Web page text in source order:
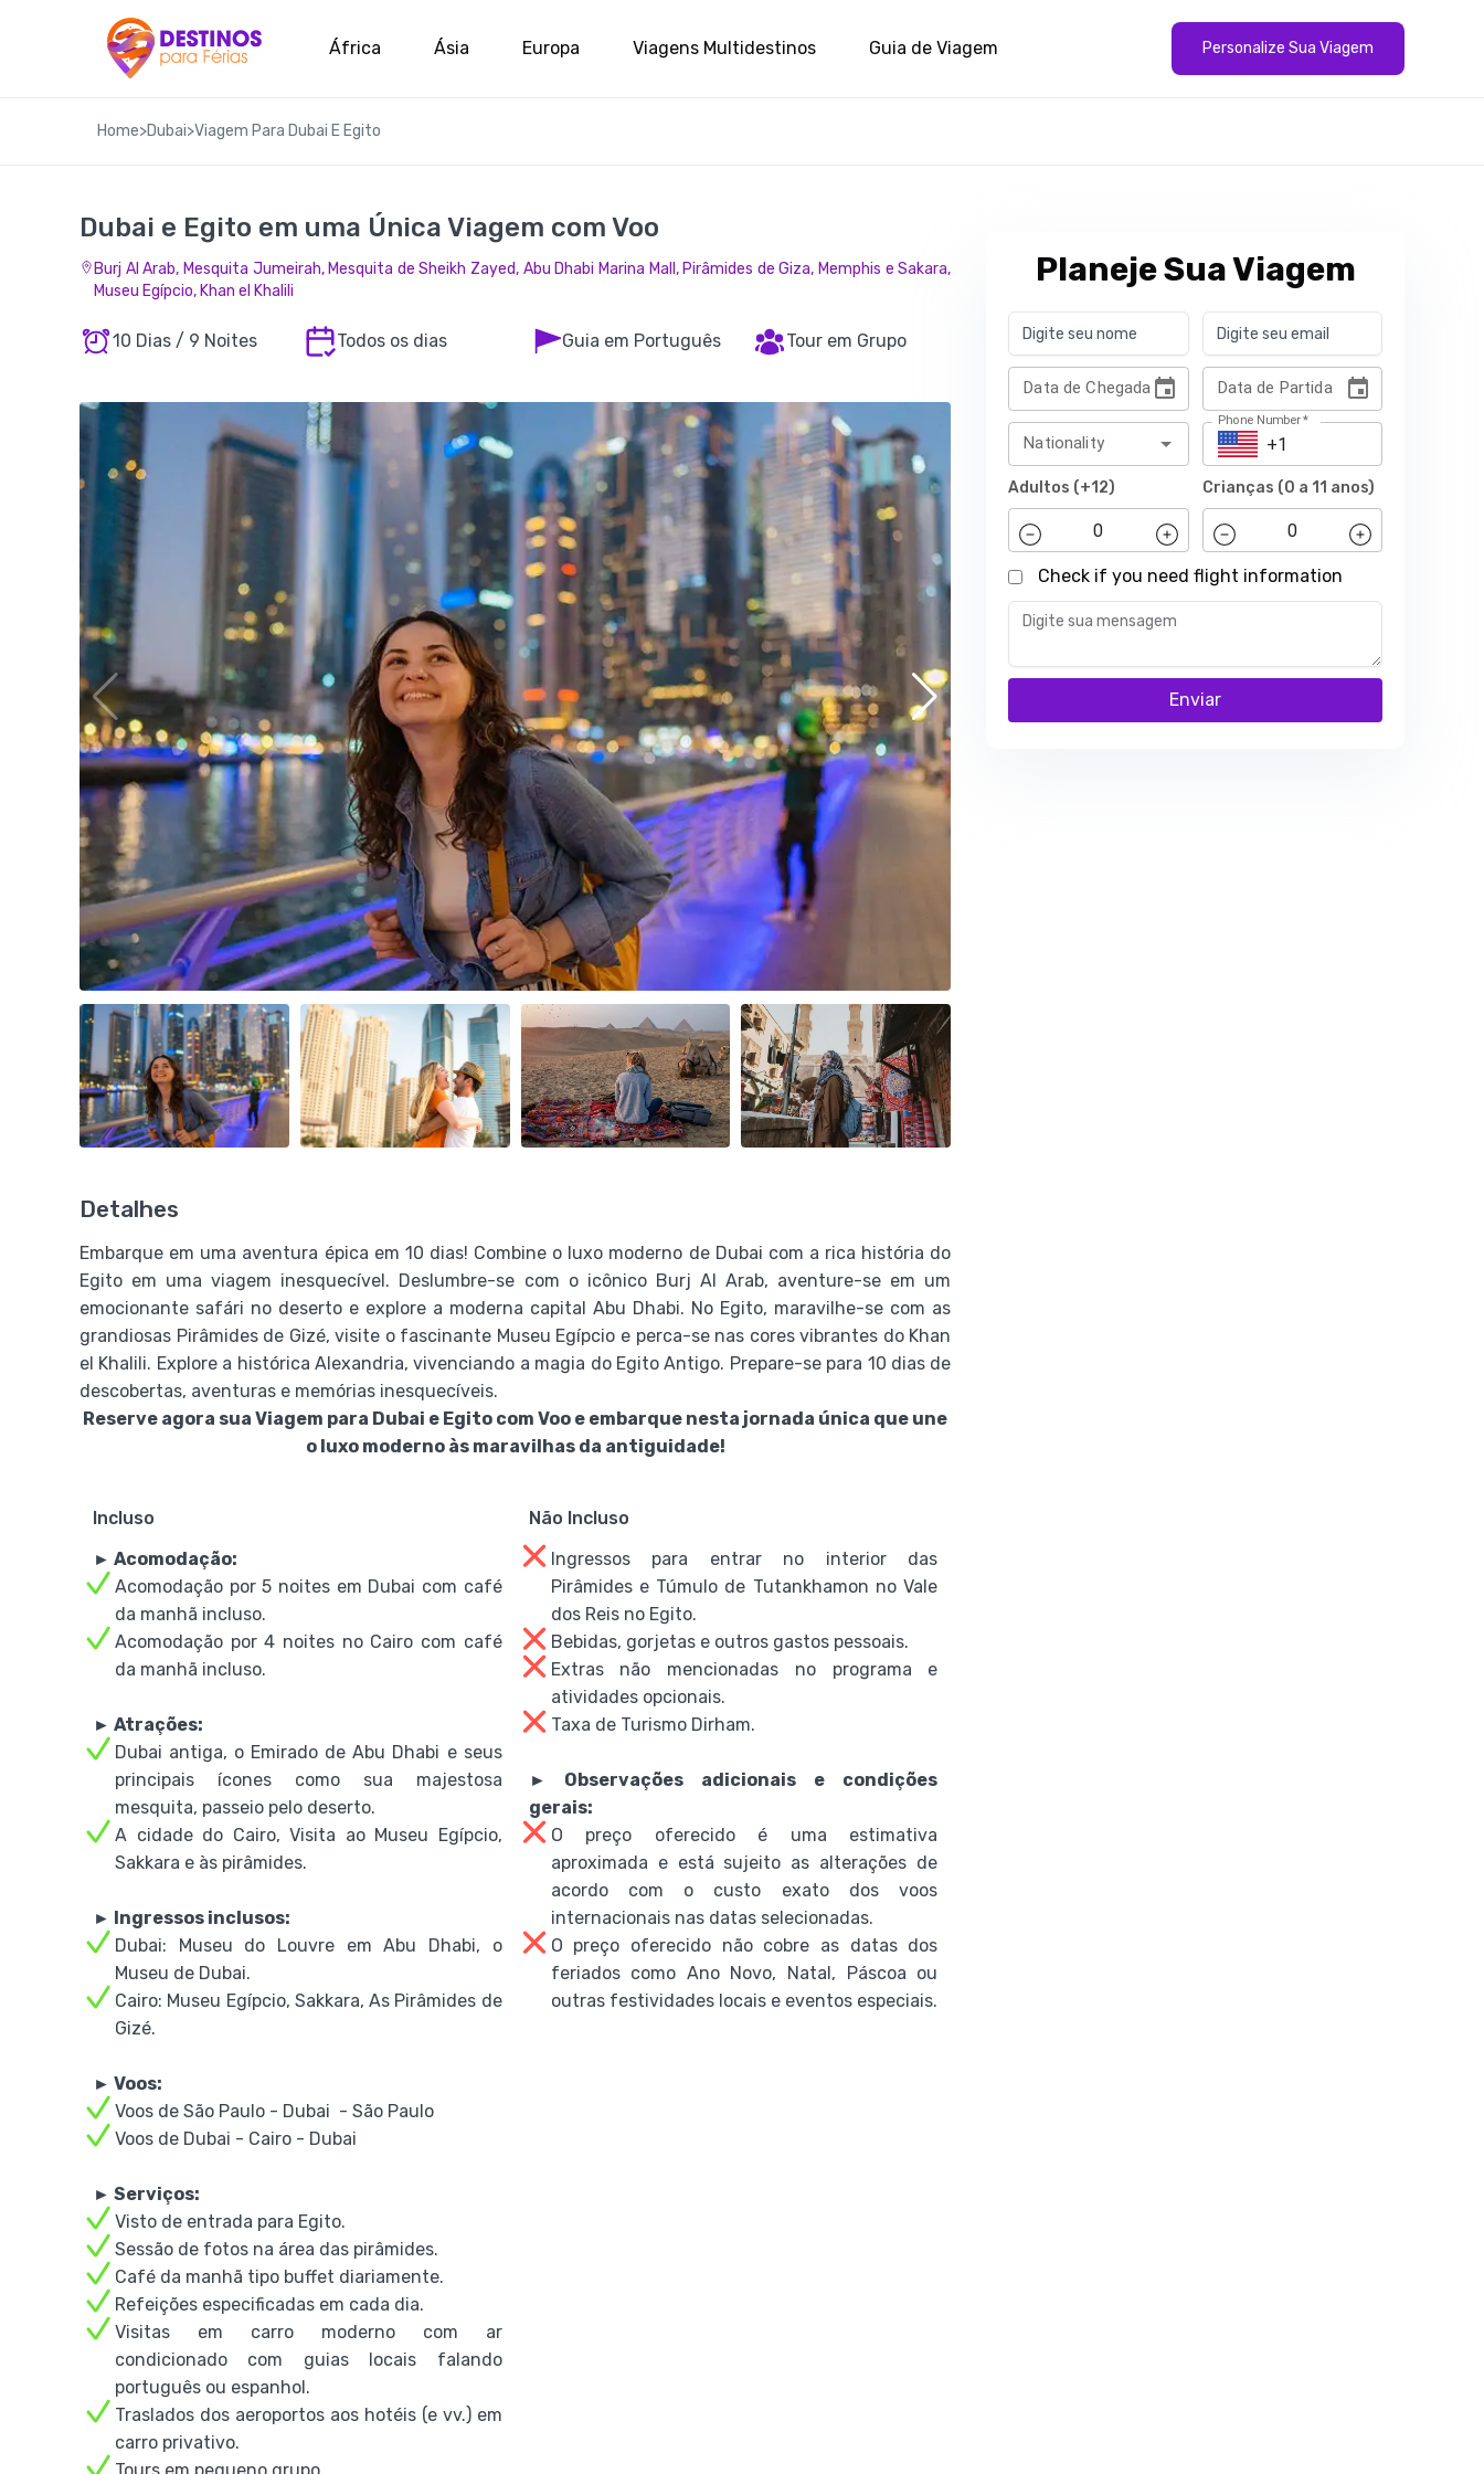
África Ásia Europa Viagens Multidestinos Guia de Viagem Personalize Sua Viagem
Home>Dubai>Viagem Para Dubai E Egito
Dubai e Egito em uma Única Viagem com Voo
Burj Al Arab, Mesquita Jumeirah, Mesquita de Sheikh Zayed, Abu Dhabi Marina Mall, Pirâmides de Giza, Memphis e Sakara,
Museu Egípcio, Khan el Khalili
10 Dias / 9 Noites Todos os dias Guia em Português Tour em Grupo
Detalhes
Embarque em uma aventura épica em 10 dias! Combine o luxo moderno de Dubai com a rica história do
Egito em uma viagem inesquecível. Deslumbre-se com o icônico Burj Al Arab, aventure-se em um
emocionante safári no deserto e explore a moderna capital Abu Dhabi. No Egito, maravilhe-se com as
grandiosas Pirâmides de Gizé, visite o fascinante Museu Egípcio e perca-se nas cores vibrantes do Khan
el Khalili. Explore a histórica Alexandria, vivenciando a magia do Egito Antigo. Prepare-se para 10 dias de
descobertas, aventuras e memórias inesquecíveis.
Reserve agora sua Viagem para Dubai e Egito com Voo e embarque nesta jornada única que une
o luxo moderno às maravilhas da antiguidade!
Incluso
► Acomodação:
Acomodação por 5 noites em Dubai com café
da manhã incluso.
Acomodação por 4 noites no Cairo com café
da manhã incluso.
► Atrações:
Dubai antiga, o Emirado de Abu Dhabi e seus
principais ícones como sua majestosa
mesquita, passeio pelo deserto.
A cidade do Cairo, Visita ao Museu Egípcio,
Sakkara e às pirâmides.
► Ingressos inclusos:
Dubai: Museu do Louvre em Abu Dhabi, o
Museu de Dubai.
Cairo: Museu Egípcio, Sakkara, As Pirâmides de
Gizé.
► Voos:
Voos de São Paulo - Dubai - São Paulo
Voos de Dubai - Cairo - Dubai
► Serviços:
Visto de entrada para Egito.
Sessão de fotos na área das pirâmides.
Café da manhã tipo buffet diariamente.
Refeições especificadas em cada dia.
Visitas em carro moderno com ar
condicionado com guias locais falando
português ou espanhol.
Traslados dos aeroportos aos hotéis (e vv.) em
carro privativo.
Não Incluso
Ingressos para entrar no interior das
Pirâmides e Túmulo de Tutankhamon no Vale
dos Reis no Egito.
Bebidas, gorjetas e outros gastos pessoais.
Extras não mencionadas no programa e
atividades opcionais.
Taxa de Turismo Dirham.
► Observações adicionais e condições
gerais:
O preço oferecido é uma estimativa
aproximada e está sujeito as alterações de
acordo com o custo exato dos voos
internacionais nas datas selecionadas.
O preço oferecido não cobre as datas dos
feriados como Ano Novo, Natal, Páscoa ou
outras festividades locais e eventos especiais.
Planeje Sua Viagem
Data de Chegada Data de Partida
Nationality
Phone Number*
Adultos (+12) Crianças (0 a 11 anos)
Check if you need flight information
Enviar